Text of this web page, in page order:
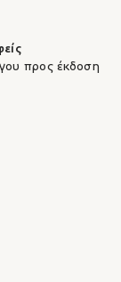
προς έκδοση